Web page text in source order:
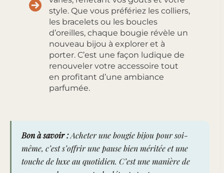
style. Que vous préfériez les colliers,
les bracelets ou les boucles
d’oreilles, chaque bougie révèle un
nouveau bijou à explorer et à
porter. C’est une façon ludique de
renouveler votre accessoire tout
en profitant d’une ambiance
parfumée.
Bon à savoir :Acheter une bougie bijou pour soi-
même, c’est s’offrir une pause bien méritée et une
touche de luxe au quotidien. C’est une manière de